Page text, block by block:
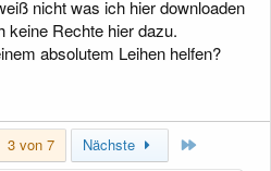
nicht was ich hier downloaden
keine Rechte hier dazu.
absolutem Leihen helfen?
3 von 7 Nächste